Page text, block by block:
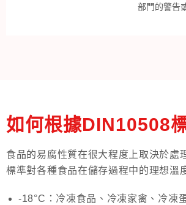
部門的警告
如何根據DIN10508
食品的易腐性質在很大程度上取決於
標準對各種食品在儲存過程中的理想溫
-18°C：冷凍食品、冷凍家禽、冷凍